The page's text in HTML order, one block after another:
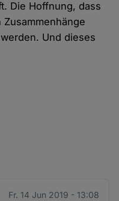
Die Hoffnung, dass
Und dieses
Fr. 14 Jun 2019 - 13:08